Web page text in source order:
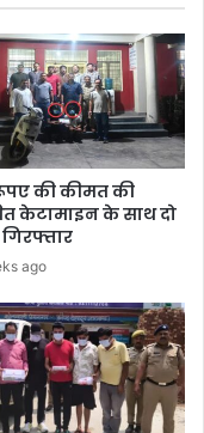
की कीमत की
केटामाइन के साथ दो
ago